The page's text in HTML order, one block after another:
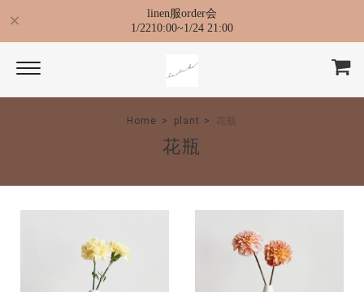
linen服order会
1/2210:00~1/24 21:00
Home plant 花瓶
花瓶